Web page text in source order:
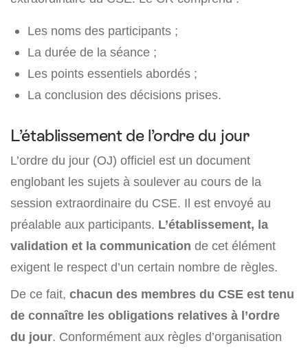
Les noms des participants ;
La durée de la séance ;
Les points essentiels abordés ;
La conclusion des décisions prises.
L’établissement de l’ordre du jour
L’ordre du jour (OJ) officiel est un document
englobant les sujets à soulever au cours de la
session extraordinaire du CSE. Il est envoyé au
préalable aux participants. L’établissement, la
validation et la communication de cet élément
exigent le respect d’un certain nombre de règles.
De ce fait, chacun des membres du CSE est tenu
de connaître les obligations relatives à l’ordre
du jour. Conformément aux règles d’organisation